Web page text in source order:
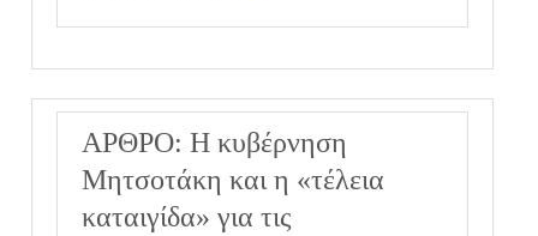
ΑΡΘΡΟ: Η κυβέρνηση
Μητσοτάκη και η «τέλεια
καταιγίδα» για τις